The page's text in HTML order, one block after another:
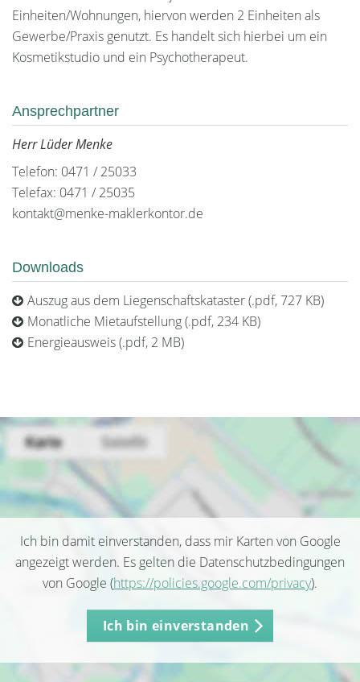
Einheiten/Wohnungen, hiervon werden 2 Einheiten als
Gewerbe/Praxis genutzt. Es handelt sich hierbei um ein
Kosmetikstudio und ein Psychotherapeut.
Ansprechpartner
Herr Lüder Menke
Telefon: 0471 / 25033
Telefax: 0471 / 25035
kontakt@menke-maklerkontor.de
Downloads
Auszug aus dem Liegenschaftskataster (.pdf, 727 KB)
Monatliche Mietaufstellung (.pdf, 234 KB)
Energieausweis (.pdf, 2 MB)
Ich bin damit einverstanden, dass mir Karten von Google
angezeigt werden. Es gelten die Datenschutzbedingungen
von Google (https://policies.google.com/privacy).
Ich bin einverstanden